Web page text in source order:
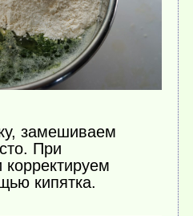
замешиваем
При
корректируем
кипятка.